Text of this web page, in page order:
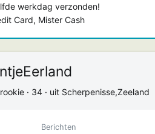
werkdag verzonden!
Card, Mister Cash
· 34 · uit Scherpenisse,Zeeland
Berichten